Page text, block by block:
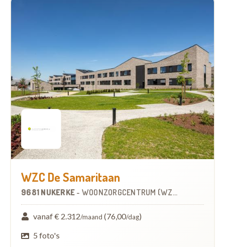
WZC De Samaritaan
9681 NUKERKE - WOONZORGCENTRUM (WZC)
vanaf € 2.312/maand (76,00/dag)
5 foto's